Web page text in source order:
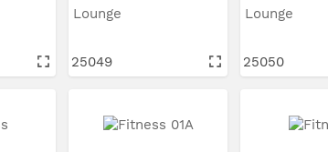
Lounge
25049
Lounge
25050